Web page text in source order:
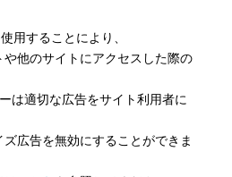
用することにより、
他のサイトにアクセスした際の
は適切な広告をサイト利用者に
広告を無効にすることができま